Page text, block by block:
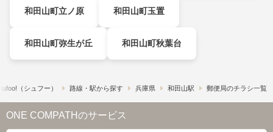
和田山町立ノ原 和田山町玉置
和田山町弥生が丘 和田山町秋葉台
（シュフー） 路線・駅から探す 兵庫県 和田山駅 郵便局のチラシ一覧
ONE COMPATHのサービス